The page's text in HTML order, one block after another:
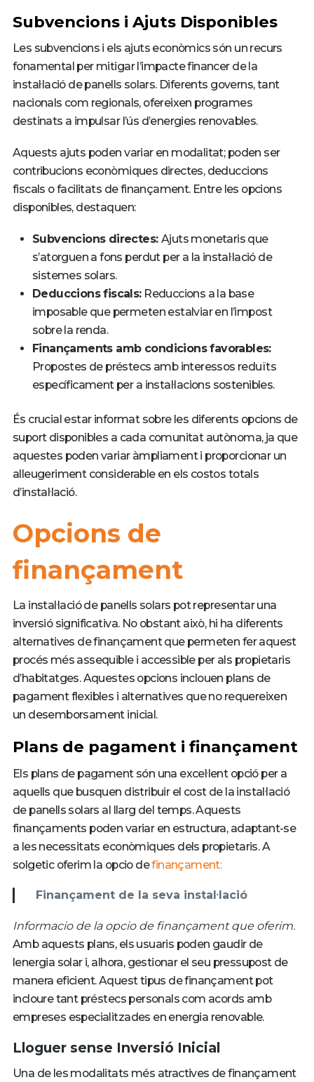
Subvencions i Ajuts Disponibles
Les subvencions i els ajuts econòmics són un recurs
fonamental per mitigar l’impacte financer de la
instal·lació de panells solars. Diferents governs, tant
nacionals com regionals, ofereixen programes
destinats a impulsar l’ús d’energies renovables.
Aquests ajuts poden variar en modalitat; poden ser
contribucions econòmiques directes, deduccions
fiscals o facilitats de finançament. Entre les opcions
disponibles, destaquen:
Subvencions directes: Ajuts monetaris que
s’atorguen a fons perdut per a la instal·lació de
sistemes solars.
Deduccions fiscals:Reduccions a la base
imposable que permeten estalviar en l’impost
sobre la renda.
Finançaments amb condicions favorables:
Propostes de préstecs amb interessos reduïts
específicament per a instal·lacions sostenibles.
És crucial estar informat sobre les diferents opcions de
suport disponibles a cada comunitat autònoma, ja que
aquestes poden variar àmpliament i proporcionar un
alleugeriment considerable en els costos totals
d’instal·lació.
Opcions de
finançament
La instal·lació de panells solars pot representar una
inversió significativa. No obstant això, hi ha diferents
alternatives de finançament que permeten fer aquest
procés més assequible i accessible per als propietaris
d’habitatges. Aquestes opcions inclouen plans de
pagament flexibles i alternatives que no requereixen
un desemborsament inicial.
Plans de pagament i finançament
Els plans de pagament són una excel·lent opció per a
aquells que busquen distribuir el cost de la instal·lació
de panells solars al llarg del temps. Aquests
finançaments poden variar en estructura, adaptant-se
a les necessitats econòmiques dels propietaris. A
solgetic oferim la opcio definançament:
Finançament de la seva instal·lació
Informacio de la opcio de finançament que oferim.
Amb aquests plans, els usuaris poden gaudir de
lenergia solar i, alhora, gestionar el seu pressupost de
manera eficient. Aquest tipus de finançament pot
incloure tant préstecs personals com acords amb
empreses especialitzades en energia renovable.
Lloguer sense Inversió Inicial
Una de les modalitats més atractives de finançament